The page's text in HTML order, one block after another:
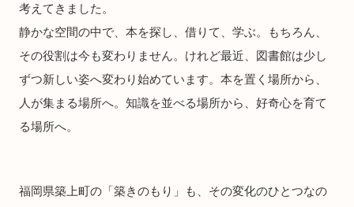
考えてきました。
静かな空間の中で、本を探し、借りて、学ぶ。もちろん、
その役割は今も変わりません。けれど最近、図書館は少し
ずつ新しい姿へ変わり始めています。本を置く場所から、
人が集まる場所へ。知識を並べる場所から、好奇心を育て
る場所へ。
福岡県築上町の「築きのもり」も、その変化のひとつなの